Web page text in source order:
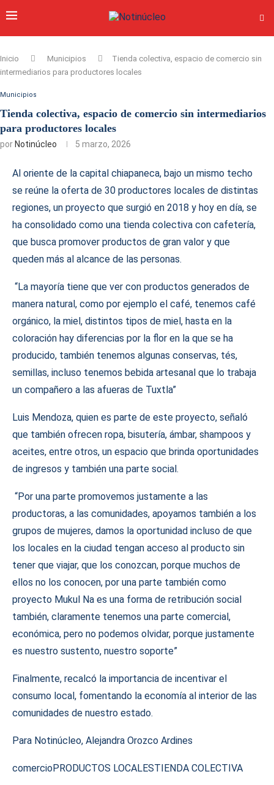
Inicio Municipios
Tienda colectiva, espacio de comercio sin
intermediarios para productores locales
Municipios
Tienda colectiva, espacio de comercio sin intermediarios
para productores locales
por Notinúcleo 5 marzo, 2026
Al oriente de la capital chiapaneca, bajo un mismo techo
se reúne la oferta de 30 productores locales de distintas
regiones, un proyecto que surgió en 2018 y hoy en día, se
ha consolidado como una tienda colectiva con cafetería,
que busca promover productos de gran valor y que
queden más al alcance de las personas.
“La mayoría tiene que ver con productos generados de
manera natural, como por ejemplo el café, tenemos café
orgánico, la miel, distintos tipos de miel, hasta en la
coloración hay diferencias por la flor en la que se ha
producido, también tenemos algunas conservas, tés,
semillas, incluso tenemos bebida artesanal que lo trabaja
un compañero a las afueras de Tuxtla”
Luis Mendoza, quien es parte de este proyecto, señaló
que también ofrecen ropa, bisutería, ámbar, shampoos y
aceites, entre otros, un espacio que brinda oportunidades
de ingresos y también una parte social.
“Por una parte promovemos justamente a las
productoras, a las comunidades, apoyamos también a los
grupos de mujeres, damos la oportunidad incluso de que
los locales en la ciudad tengan acceso al producto sin
tener que viajar, que los conozcan, porque muchos de
ellos no los conocen, por una parte también como
proyecto Mukul Na es una forma de retribución social
también, claramente tenemos una parte comercial,
económica, pero no podemos olvidar, porque justamente
es nuestro sustento, nuestro soporte”
Finalmente, recalcó la importancia de incentivar el
consumo local, fomentando la economía al interior de las
comunidades de nuestro estado.
Para Notinúcleo, Alejandra Orozco Ardines
comercioPRODUCTOS LOCALESTIENDA COLECTIVA